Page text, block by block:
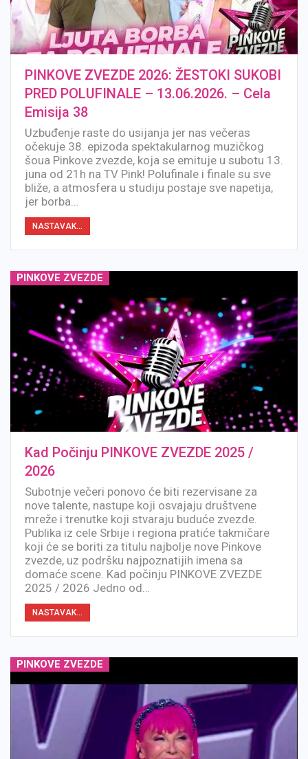
PINKOVE ZVEZDE 2026: ŽESTOKI SUKOBI
PRED POLUFINALE – 13.06.2026. – Cela
Emisija 38
Uzbuđenje raste do usijanja jer nas večeras
očekuje 38. epizoda spektakularnog muzičkog
šoua Pinkove zvezde, koja se emituje u subotu 13.
juna od 21h na TV Pink! Polufinale i finale su sve
bliže, a atmosfera u studiju postaje sve napetija,
jer borba…
NASTAVAK...
PINKOVE ZVEZDE
Kad Počinju PINKOVE ZVEZDE 2025 /
2026
Subotnje večeri ponovo će biti rezervisane za
nove talente, nastupe koji osvajaju društvene
mreže i trenutke koji stvaraju buduće zvezde.
Publika iz cele Srbije i regiona pratiće takmičare
koji će se boriti za titulu najbolje nove Pinkove
zvezde, uz podršku najpoznatijih imena sa
domaće scene. Kad počinju PINKOVE ZVEZDE
2025 / 2026 Jedno od…
NASTAVAK...
PINKOVE ZVEZDE